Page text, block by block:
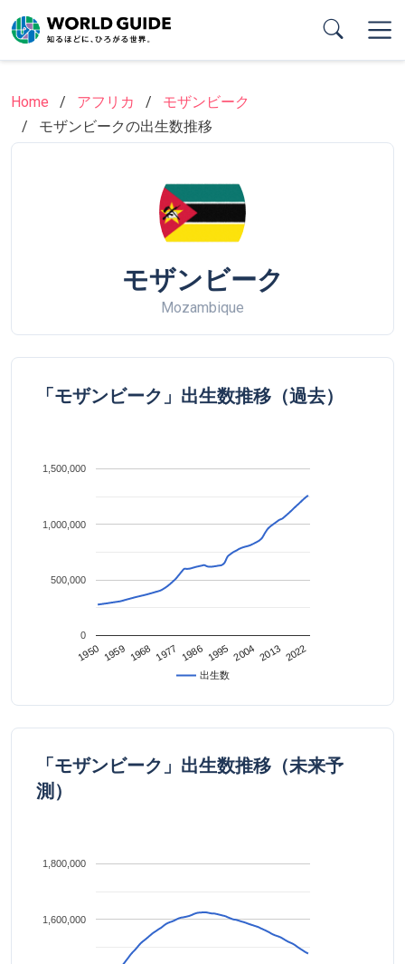
to
main
Home
アフリカ
モザンビーク
モザンビークの出生数推移
モザンビーク
Mozambique
「モザンビーク」出生数推移（過去）
出生数
1950 1959 1968 1977 1986 1995 2004 2013 2022
0
500,000
1,000,000
1,500,000
「モザンビーク」出生数推移（未来予
測）
1,600,000
1,800,000